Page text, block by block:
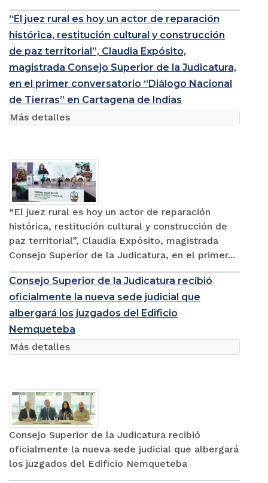
“El juez rural es hoy un actor de reparación
histórica, restitución cultural y construcción
de paz territorial”, Claudia Expósito,
magistrada Consejo Superior de la Judicatura,
en el primer conversatorio “Diálogo Nacional
de Tierras” en Cartagena de Indias
“El juez rural es hoy un actor de reparación
histórica, restitución cultural y construcción de
paz territorial”, Claudia Expósito, magistrada
Consejo Superior de la Judicatura, en el primer...
Más detalles
Consejo Superior de la Judicatura recibió
oficialmente la nueva sede judicial que
albergará los juzgados del Edificio
Nemqueteba
Consejo Superior de la Judicatura recibió
oficialmente la nueva sede judicial que albergará
los juzgados del Edificio Nemqueteba
Más detalles